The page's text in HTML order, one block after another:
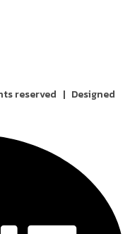
reserved | Designed